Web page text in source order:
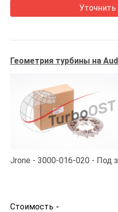
Уточнить
Геометрия турбины на
Jrone 3000-016-020 Под
Стоимость -